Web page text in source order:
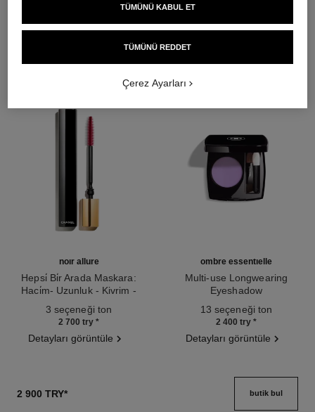
THE PERFECT MATCH
noir allure
Hepsi̇ Bi̇r Arada Maskara:
Haci̇m- Uzunluk - Kivrim -
3 seçeneği ton
2 700 try *
Detayları görüntüle
ombre essentielle
Multi-use Longwearing
Eyeshadow
13 seçeneği ton
2 400 try *
Detayları görüntüle
2 900 TRY* butik bul
TÜMÜNÜ REDDET
TÜMÜNÜ KABUL ET
Çerez Ayarları